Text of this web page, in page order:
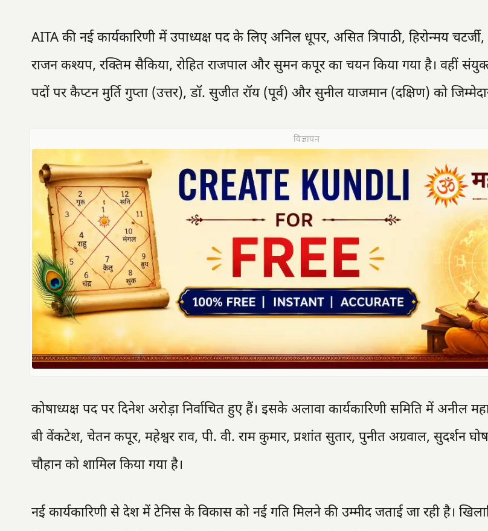
AITA की नई कार्यकारिणी में उपाध्यक्ष पद के लिए अनिल धूपर, असित त्रिपाठी, हिरोन्मय चटर्जी,
राजन कश्यप, रक्तिम सैकिया, रोहित राजपाल और सुमन कपूर का चयन किया गया है। वहीं
पदों पर कैप्टन मुर्ति गुप्ता (उत्तर), डॉ. सुजीत रॉय (पूर्व) और सुनील याजमान (दक्षिण) को
विज्ञापन
कोषाध्यक्ष पद पर दिनेश अरोड़ा निर्वाचित हुए हैं। इसके अलावा कार्यकारिणी समिति में अनील
बी वेंकटेश, चेतन कपूर, महेश्वर राव, पी. वी. राम कुमार, प्रशांत सुतार, पुनीत अग्रवाल, सुदर्शन
चौहान को शामिल किया गया है।
नई कार्यकारिणी से देश में टेनिस के विकास को नई गति मिलने की उम्मीद जताई जा रही है।